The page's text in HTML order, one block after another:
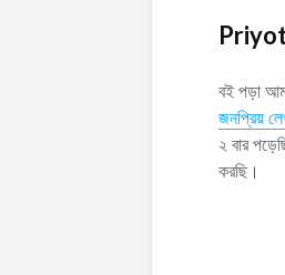
বই পড়া
জনপ্রিয়
২ বার
করছি।